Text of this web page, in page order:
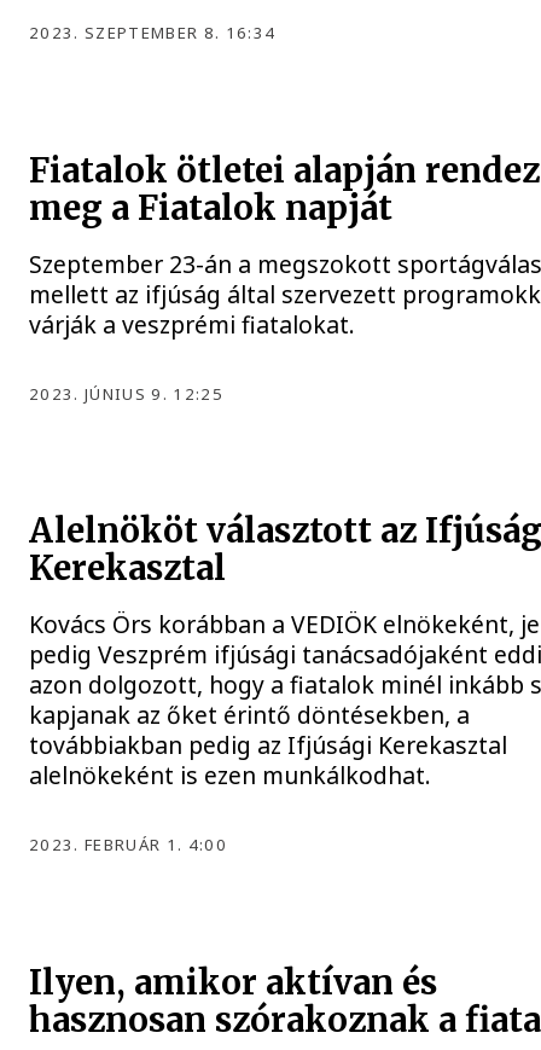
2023. SZEPTEMBER 8. 16:34
Fiatalok ötletei alapján
meg a Fiatalok napját
Szeptember 23-án a megszokott
mellett az ifjúság által szervezett
várják a veszprémi fiatalokat.
2023. JÚNIUS 9. 12:25
Alelnököt választott az
Kerekasztal
Kovács Örs korábban a VEDIÖK elnökeként,
pedig Veszprém ifjúsági tanácsadójaként
azon dolgozott, hogy a fiatalok minél inkább
kapjanak az őket érintő döntésekben, a
továbbiakban pedig az Ifjúsági Kerekasztal
alelnökeként is ezen munkálkodhat.
2023. FEBRUÁR 1. 4:00
Ilyen, amikor aktívan és
hasznosan szórakoznak a